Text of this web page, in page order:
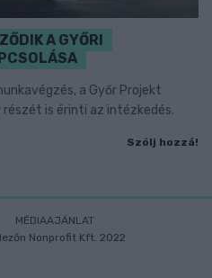
A GYŐRI
a Győr Projekt
részét is érinti az intézkedés.
Szólj hozzá!
MÉDIAAJÁNLAT
Nonprofit Kft. 2022